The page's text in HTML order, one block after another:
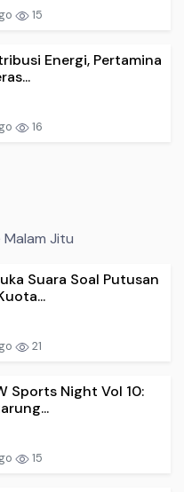
15
Energi, Pertamina
16
Jitu
Suara Soal Putusan
21
Sports Night Vol 10:
15